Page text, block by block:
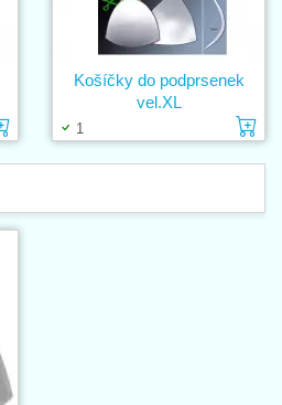
Vložit do košíku
1
Košíčky do podprsenek
vel.XL